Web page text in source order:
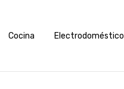
Cocina Electrodoméstico